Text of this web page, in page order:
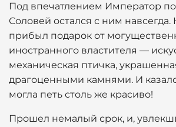
Под впечатлением Император
Соловей остался с ним навсегда.
прибыл подарок от
иностранного властителя —
механическая птичка,
драгоценными камнями. И
могла петь столь же красиво!
Прошел немалый срок, и,